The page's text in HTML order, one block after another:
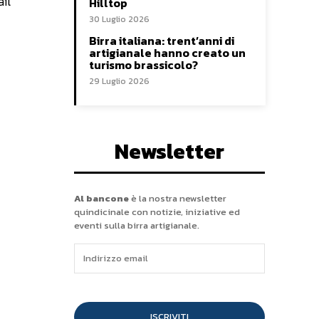
30 Luglio 2026
Birra italiana: trent’anni di
artigianale hanno creato un
turismo brassicolo?
29 Luglio 2026
Newsletter
Al banconeè la nostra newsletter
quindicinale con notizie, iniziative ed
eventi sulla birra artigianale.